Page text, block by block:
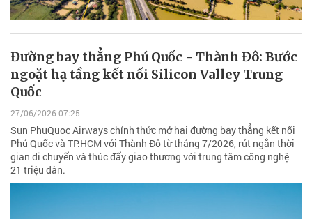
Đường bay thẳng Phú Quốc - Thành Đô: Bước
ngoặt hạ tầng kết nối Silicon Valley Trung
Quốc
27/06/2026 07:25
Sun PhuQuoc Airways chính thức mở hai đường bay thẳng kết nối
Phú Quốc và TP.HCM với Thành Đô từ tháng 7/2026, rút ngắn thời
gian di chuyển và thúc đẩy giao thương với trung tâm công nghệ
21 triệu dân.